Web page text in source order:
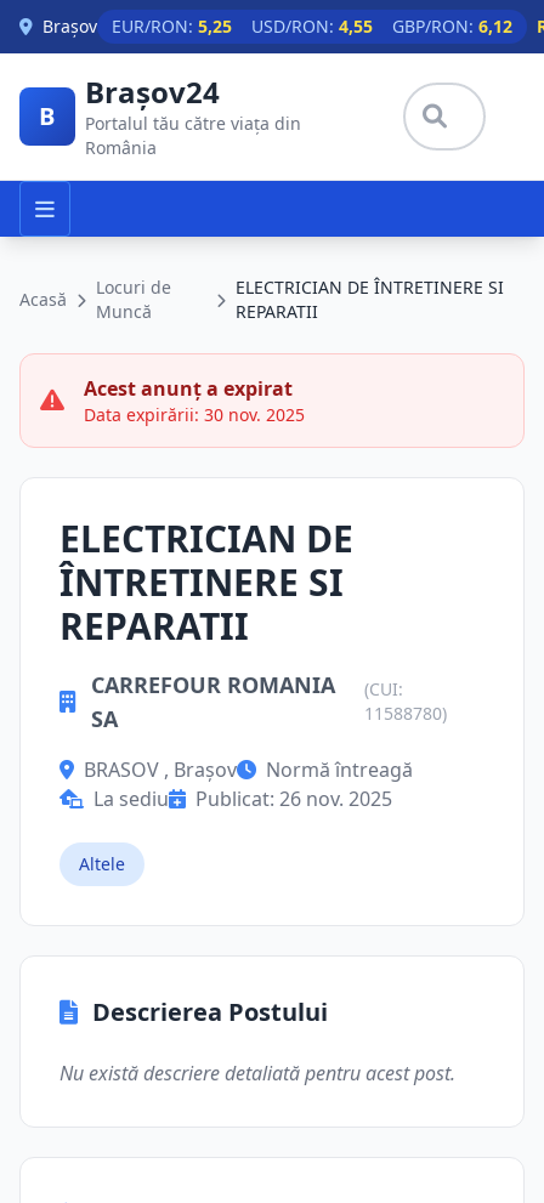
Skip to main content
Brașov EUR/RON: 5,25 USD/RON: 4,55 GBP/RON: 6,12
B
Brașov24
Portalul tău către viața din
România
Acasă
Locuri de
Muncă
ELECTRICIAN DE ÎNTRETINERE SI
REPARATII
Acest anunț a expirat
Data expirării: 30 nov. 2025
ELECTRICIAN DE
ÎNTRETINERE SI
REPARATII
CARREFOUR ROMANIA
SA
(CUI:
11588780)
BRASOV , Brașov
Normă întreagă
La sediu
Publicat: 26 nov. 2025
Altele
Descrierea Postului
Nu există descriere detaliată pentru acest post.